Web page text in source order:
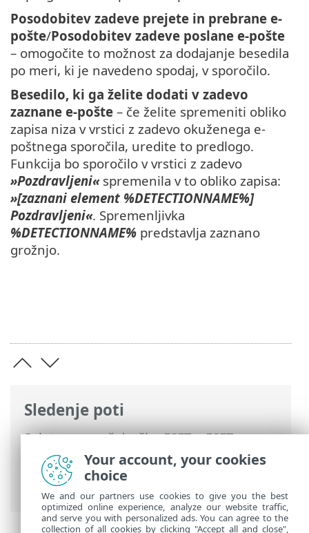
Sledenje poti
Spletna pomoč družbe ESET>ESET
Endpoint Antivirus>Napredne nastavitve
Zaščite >Zaščita e-poštnega odjemalca
Zaščita e-poštnega nabiralnika > Odziv
Posodobitev zadeve prejete in prebrane e-
pošte/Posodobitev zadeve poslane e-pošte
– omogočite to možnost za dodajanje besedila
po meri, ki je navedeno spodaj, v sporočilo.
Besedilo, ki ga želite dodati v zadevo
zaznane e-pošte – če želite spremeniti obliko
zapisa niza v vrstici z zadevo okuženega e-
poštnega sporočila, uredite to predlogo.
Funkcija bo sporočilo v vrstici z zadevo
»Pozdravljeni«spremenila v to obliko zapisa:
»[zaznani element %DETECTIONNAME%]
Pozdravljeni«. Spremenljivka
%DETECTIONNAME% predstavlja zaznano
grožnjo.
Your account, your cookies
choice
We and our partners use cookies to give you the best
optimized online experience, analyze our website traffic,
and serve you with personalized ads. You can agree to the
collection of all cookies by clicking "Accept all and close",